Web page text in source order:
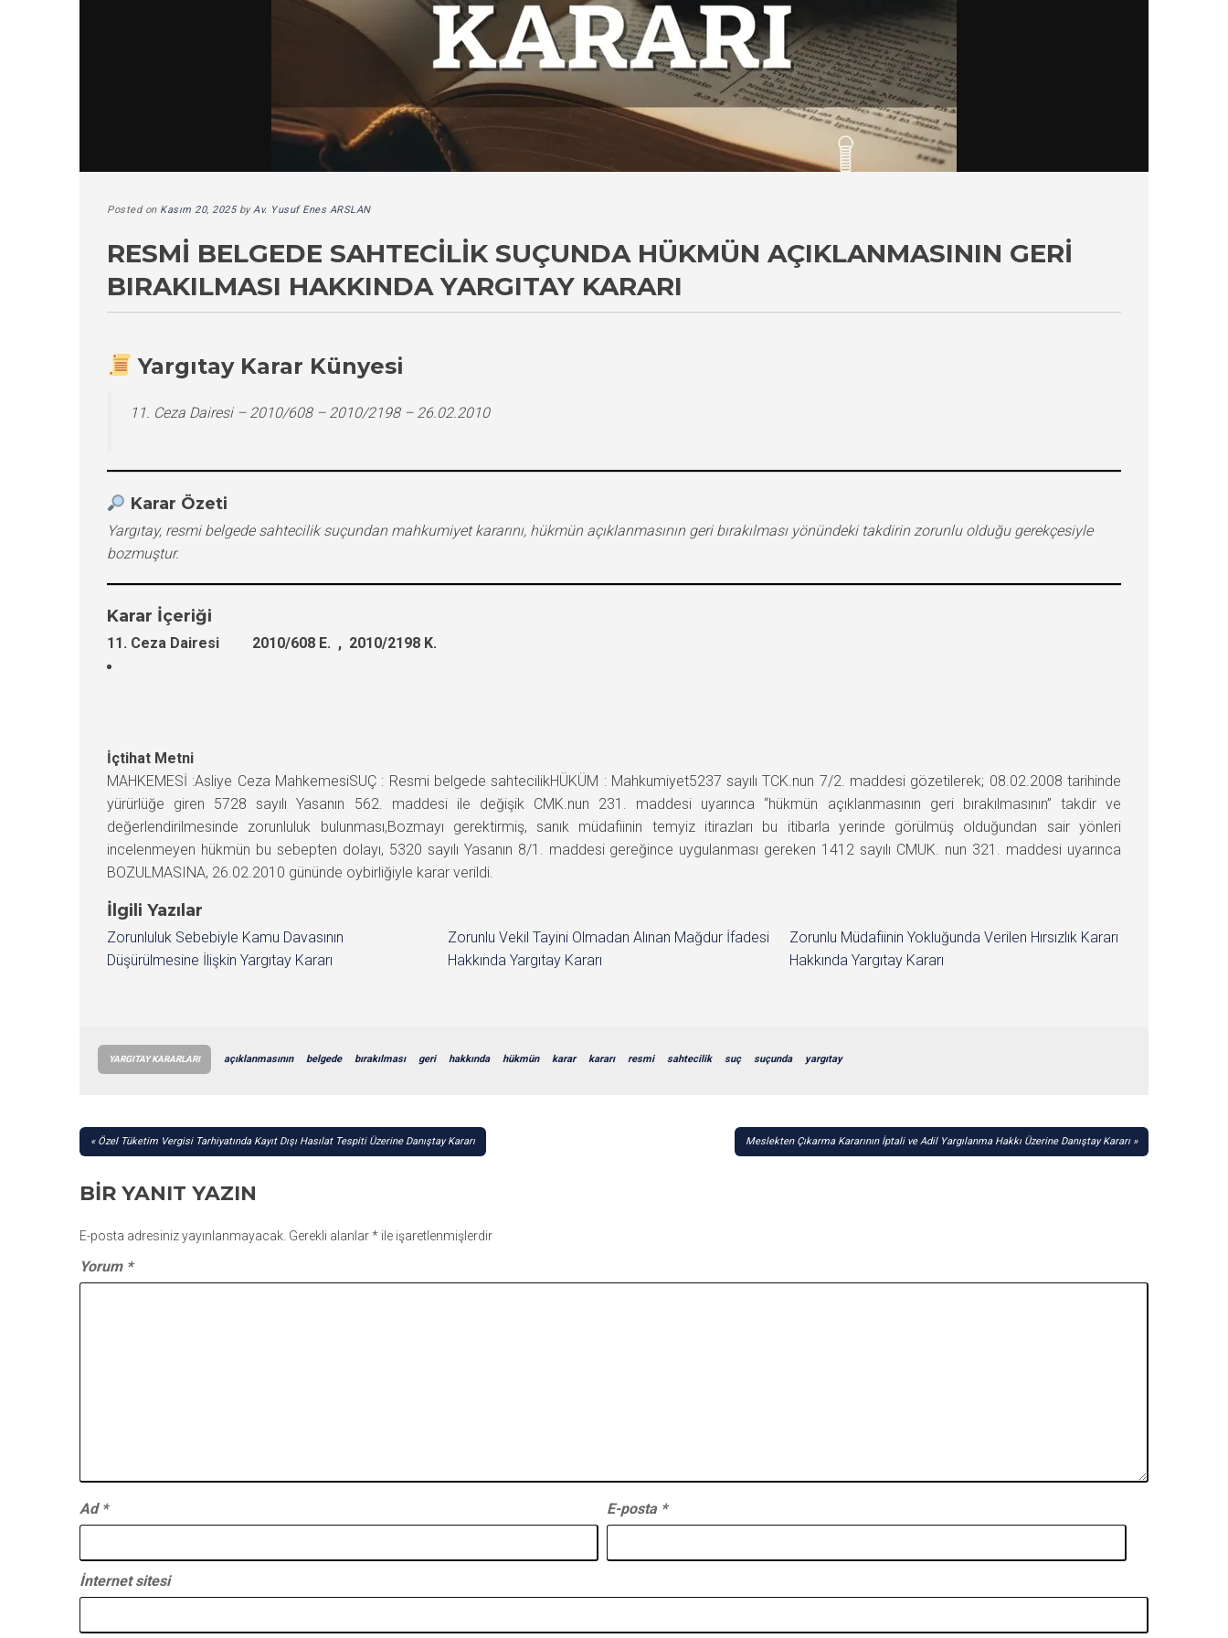
Posted on Kasım 20, 2025byAv. Yusuf Enes ARSLAN
RESMI BELGEDE SAHTECILIK SUÇUNDA HÜKMÜN AÇIKLANMASININ GERI
BIRAKILMASI HAKKINDA YARGITAY KARARI
Yargıtay Karar Künyesi
11. Ceza Dairesi – 2010/608 – 2010/2198 – 26.02.2010
Karar Özeti
Yargıtay, resmi belgede sahtecilik suçundan mahkumiyet kararını, hükmün açıklanmasının geri bırakılması yönündeki takdirin zorunlu olduğu gerekçesiyle
bozmuştur.
Karar İçeriği
11. Ceza Dairesi 2010/608 E. , 2010/2198 K.
İçtihat Metni
MAHKEMESİ :Asliye Ceza MahkemesiSUÇ : Resmi belgede sahtecilikHÜKÜM : Mahkumiyet5237 sayılı TCK.nun 7/2. maddesi gözetilerek; 08.02.2008 tarihinde
yürürlüğe giren 5728 sayılı Yasanın 562. maddesi ile değişik CMK.nun 231. maddesi uyarınca “hükmün açıklanmasının geri bırakılmasının” takdir ve
değerlendirilmesinde zorunluluk bulunması,Bozmayı gerektirmiş, sanık müdafiinin temyiz itirazları bu itibarla yerinde görülmüş olduğundan sair yönleri
incelenmeyen hükmün bu sebepten dolayı, 5320 sayılı Yasanın 8/1. maddesi gereğince uygulanması gereken 1412 sayılı CMUK. nun 321. maddesi uyarınca
BOZULMASINA, 26.02.2010 gününde oybirliğiyle karar verildi.
İlgili Yazılar
Zorunluluk Sebebiyle Kamu Davasının
Düşürülmesine İlişkin Yargıtay Kararı
Zorunlu Vekil Tayini Olmadan Alınan Mağdur İfadesi
Hakkında Yargıtay Kararı
Zorunlu Müdafiinin Yokluğunda Verilen Hırsızlık Kararı
Hakkında Yargıtay Kararı
YARGITAY KARARLARI açıklanmasının belgede bırakılması geri hakkında hükmün karar kararı resmi sahtecilik suç suçunda yargıtay
YAZI
Özel Tüketim Vergisi Tarhiyatında Kayıt Dışı Hasılat Tespiti Üzerine Danıştay Kararı Meslekten Çıkarma Kararının İptali ve Adil Yargılanma Hakkı Üzerine Danıştay Kararı
BIR YANIT YAZIN
E-posta adresiniz yayınlanmayacak. Gerekli alanlar* ile işaretlenmişlerdir
Yorum *
Ad * E-posta *
İnternet sitesi